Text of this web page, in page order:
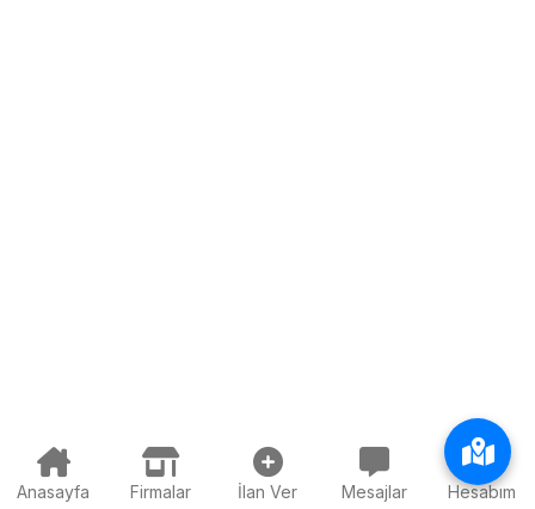
Anasayfa Firmalar İlan Ver Mesajlar Hesabım